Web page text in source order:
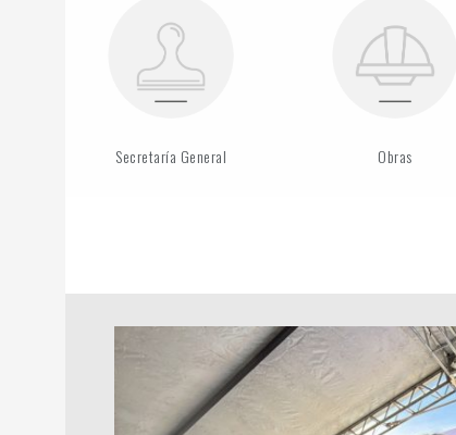
Secretaría General Obras